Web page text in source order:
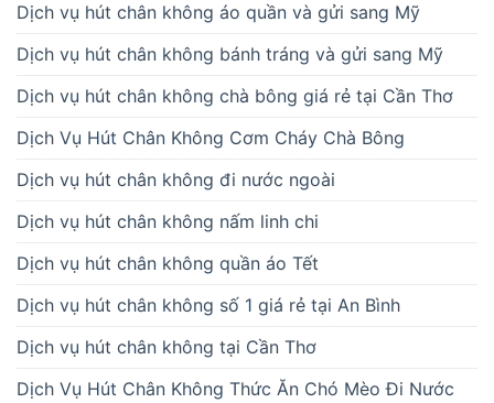
Dịch vụ hút chân không áo quần và gửi sang Mỹ
Dịch vụ hút chân không bánh tráng và gửi sang Mỹ
Dịch vụ hút chân không chà bông giá rẻ tại Cần Thơ
Dịch Vụ Hút Chân Không Cơm Cháy Chà Bông
Dịch vụ hút chân không đi nước ngoài
Dịch vụ hút chân không nấm linh chi
Dịch vụ hút chân không quần áo Tết
Dịch vụ hút chân không số 1 giá rẻ tại An Bình
Dịch vụ hút chân không tại Cần Thơ
Dịch Vụ Hút Chân Không Thức Ăn Chó Mèo Đi Nước